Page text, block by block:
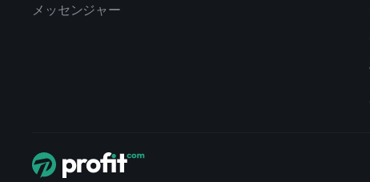
メッセンジャー